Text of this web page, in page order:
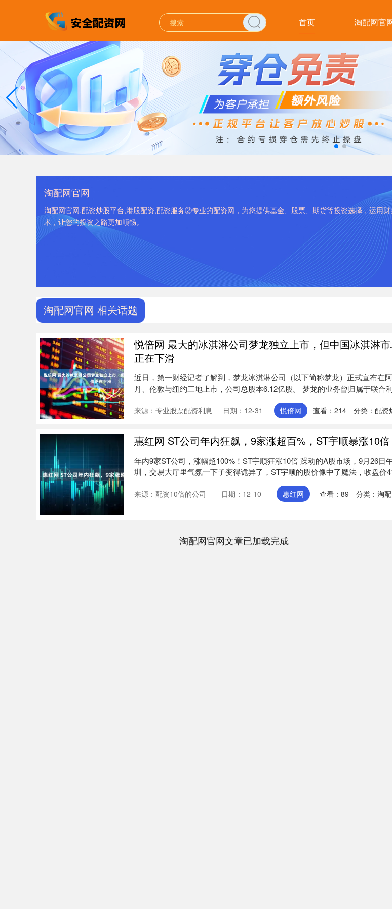
首页 淘配网官
淘配网官网
淘配网官网,配资炒股平台,港股配资,配资服务②专业的配资网，为您提供基金、股票、期货等投资选择，运用
术，让您的投资之路更加顺畅。
淘配网官网 相关话题
悦倍网 最大的冰淇淋公司梦龙独立上市，但中国冰淇淋
正在下滑
近日，第一财经记者了解到，梦龙冰淇淋公司（以下简称梦龙）正式宣布在
丹、伦敦与纽约三地上市，公司总股本6.12亿股。 梦龙的业务曾归属于联合利
来源：专业股票配资利息 日期：12-31 悦倍网 查看： 214 分类： 配资
惠红网 ST公司年内狂飙，9家涨超百%，ST宇顺暴涨10倍
年内9家ST公司，涨幅超100%！ST宇顺狂涨10倍 躁动的A股市场，9月26日
圳，交易大厅里气氛一下子变得诡异了，ST宇顺的股价像中了魔法，收盘价
来源：配资10倍的公司 日期：12-10 惠红网 查看：89 分类：淘
淘配网官网文章已加载完成